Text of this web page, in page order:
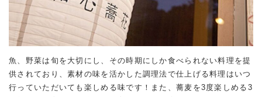
魚、野菜は旬を大切にし、その時期にしか食べられない料理を提
供されており、素材の味を活かした調理法で仕上げる料理はいつ
行っていただいても楽しめる味です！また、蕎麦を3度楽しめる3